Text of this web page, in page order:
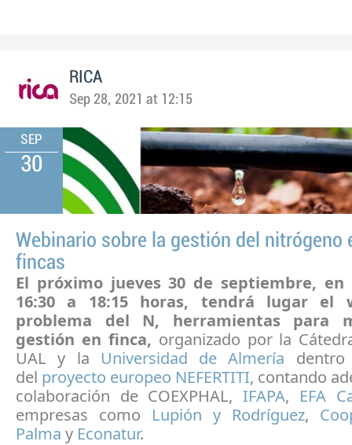
RICA
Sep 28, 2021 at 12:15
SEP
30
Webinario sobre la gestión del nitrógeno
fincas
El próximo jueves 30 de septiembre,
16:30 a 18:15 horas, tendrá lugar el
problema del N, herramientas para
gestión en finca, organizado por la
UAL y la Universidad de Almería
del proyecto europeo NEFERTITI, contando
colaboración de COEXPHAL,IFAPA, EFA
empresas como Lupión y Rodríguez,
Palma y Econatur.